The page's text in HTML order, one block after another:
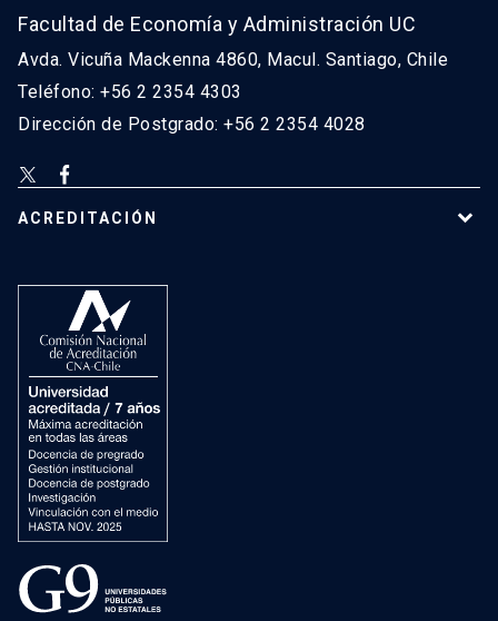
Facultad de Economía y Administración UC
Avda. Vicuña Mackenna 4860, Macul. Santiago, Chile
Teléfono: +56 2 2354 4303
Dirección de Postgrado: +56 2 2354 4028
ACREDITACIÓN